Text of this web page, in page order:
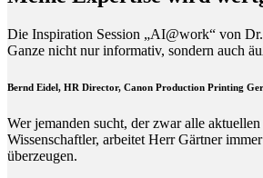
Die Inspiration Session „AI@work“ von
Ganze nicht nur informativ, sondern auch
Bernd Eidel, HR Director, Canon Production Printing
Wer jemanden sucht, der zwar alle
Wissenschaftler, arbeitet Herr Gärtner
überzeugen.